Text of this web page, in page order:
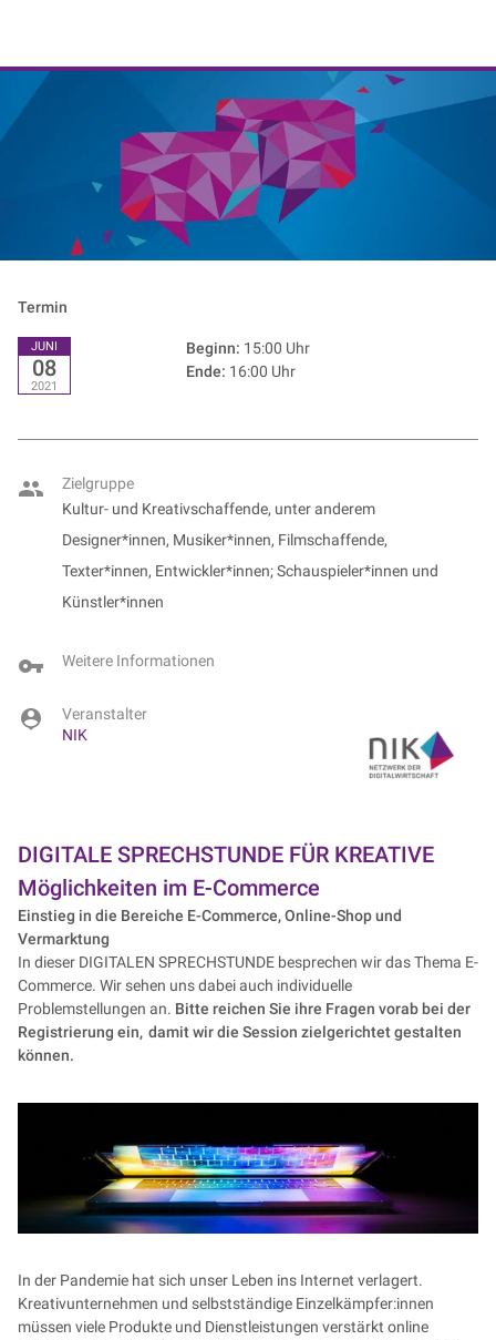
DIGITALE SPRECHSTUNDE FÜR KREATIVE
Möglichkeiten im E-Commerce
Einstieg in die Bereiche E-Commerce, Online-Shop und
Vermarktung
In dieser DIGITALEN SPRECHSTUNDE besprechen wir das Thema E-
Commerce. Wir sehen uns dabei auch individuelle
Problemstellungen an. Bitte reichen Sie ihre Fragen vorab bei der
Registrierung ein, damit wir die Session zielgerichtet gestalten
können.
In der Pandemie hat sich unser Leben ins Internet verlagert.
Kreativunternehmen und selbstständige Einzelkämpfer:innen
müssen viele Produkte und Dienstleistungen verstärkt online
Termin
JUNI
08
2021
Beginn: 15:00 Uhr
Ende: 16:00 Uhr
Zielgruppe
Kultur- und Kreativschaffende, unter anderem
Designer*innen, Musiker*innen, Filmschaffende,
Texter*innen, Entwickler*innen; Schauspieler*innen und
Künstler*innen
Weitere Informationen
Veranstalter
NIK